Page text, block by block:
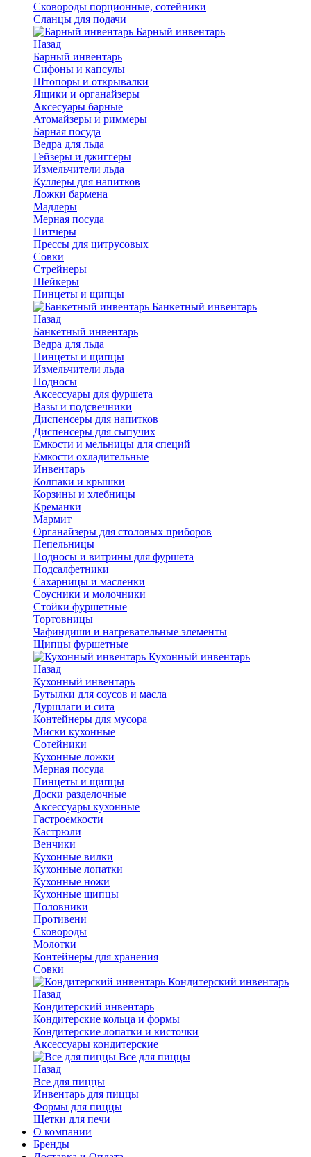
Сковороды порционные, сотейники
Сланцы для подачи
Барный инвентарь
Назад
Барный инвентарь
Сифоны и капсулы
Штопоры и открывалки
Ящики и органайзеры
Аксесуары барные
Атомайзеры и риммеры
Барная посуда
Ведра для льда
Гейзеры и джиггеры
Измельчители льда
Куллеры для напитков
Ложки бармена
Мадлеры
Мерная посуда
Питчеры
Прессы для цитрусовых
Совки
Стрейнеры
Шейкеры
Пинцеты и щипцы
Банкетный инвентарь
Назад
Банкетный инвентарь
Ведра для льда
Пинцеты и щипцы
Измельчители льда
Подносы
Аксессуары для фуршета
Вазы и подсвечники
Диспенсеры для напитков
Диспенсеры для сыпучих
Емкости и мельницы для специй
Емкости охладительные
Инвентарь
Колпаки и крышки
Корзины и хлебницы
Креманки
Мармит
Органайзеры для столовых приборов
Пепельницы
Подносы и витрины для фуршета
Подсалфетники
Сахарницы и масленки
Соусники и молочники
Стойки фуршетные
Тортовницы
Чафиндиши и нагревательные элементы
Щипцы фуршетные
Кухонный инвентарь
Назад
Кухонный инвентарь
Бутылки для соусов и масла
Дуршлаги и сита
Контейнеры для мусора
Миски кухонные
Сотейники
Кухонные ложки
Мерная посуда
Пинцеты и щипцы
Доски разделочные
Аксессуары кухонные
Гастроемкости
Кастрюли
Венчики
Кухонные вилки
Кухонные лопатки
Кухонные ножи
Кухонные щипцы
Половники
Противени
Сковороды
Молотки
Контейнеры для хранения
Совки
Кондитерский инвентарь
Назад
Кондитерский инвентарь
Кондитерские кольца и формы
Кондитерские лопатки и кисточки
Аксессуары кондитерские
Все для пиццы
Назад
Все для пиццы
Инвентарь для пиццы
Формы для пиццы
Щетки для печи
О компании
Бренды